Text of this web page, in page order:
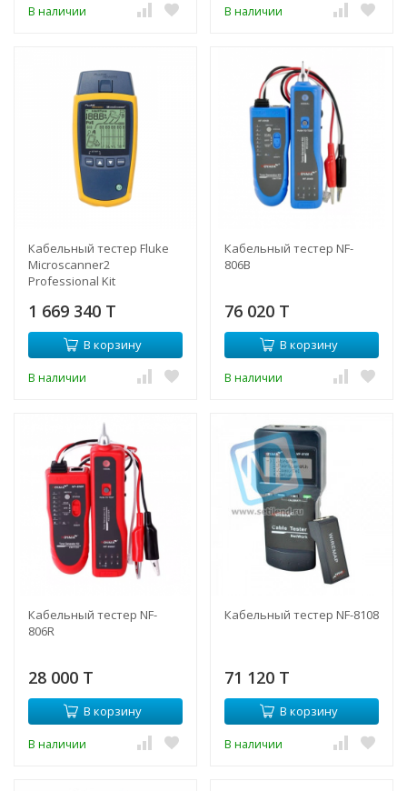
В наличии В наличии
Кабельный тестер Fluke
Microscanner2
Professional Kit
1 669 340 T
В корзину
В наличии
Кабельный тестер NF-
806B
76 020 T
В корзину
В наличии
Кабельный тестер NF-
806R
28 000 T
В корзину
В наличии
Кабельный тестер NF-8108
71 120 T
В корзину
В наличии